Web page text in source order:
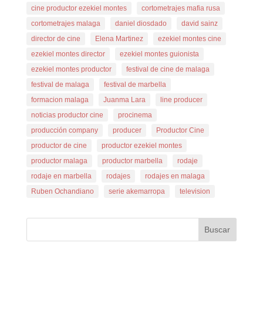
cine productor ezekiel montes
cortometrajes mafia rusa
cortometrajes malaga
daniel diosdado
david sainz
director de cine
Elena Martinez
ezekiel montes cine
ezekiel montes director
ezekiel montes guionista
ezekiel montes productor
festival de cine de malaga
festival de malaga
festival de marbella
formacion malaga
Juanma Lara
line producer
noticias productor cine
procinema
producción company
producer
Productor Cine
productor de cine
productor ezekiel montes
productor malaga
productor marbella
rodaje
rodaje en marbella
rodajes
rodajes en malaga
Ruben Ochandiano
serie akemarropa television
Buscar